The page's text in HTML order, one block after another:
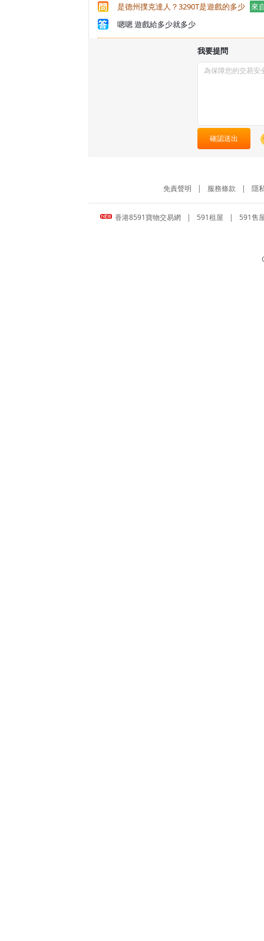
是德州撲克達人？3290T是遊戲的多少
來
嗯嗯 遊戲給多少就多少
我要提問
確認送出
免責聲明 | 服務條款 | 隱
香港8591寶物交易網 | 591租屋 | 591售